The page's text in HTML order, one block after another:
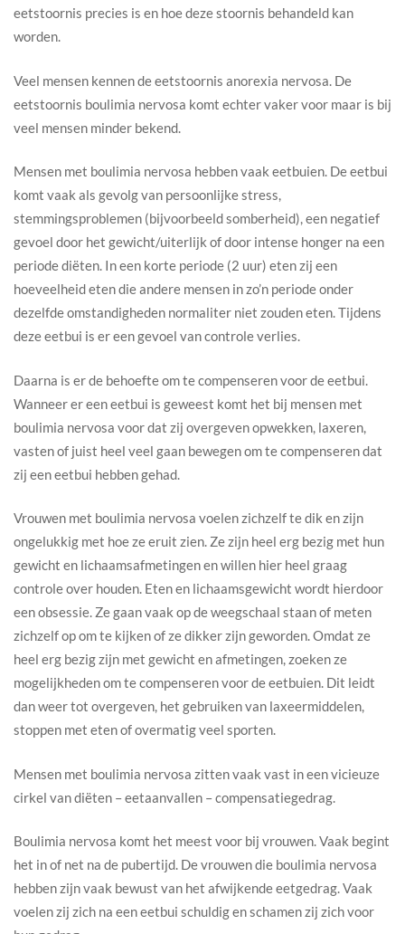
eetstoornis precies is en hoe deze stoornis behandeld kan
worden.
Veel mensen kennen de eetstoornis anorexia nervosa. De
eetstoornis boulimia nervosa komt echter vaker voor maar is bij
veel mensen minder bekend.
Mensen met boulimia nervosa hebben vaak eetbuien. De eetbui
komt vaak als gevolg van persoonlijke stress,
stemmingsproblemen (bijvoorbeeld somberheid), een negatief
gevoel door het gewicht/uiterlijk of door intense honger na een
periode diëten. In een korte periode (2 uur) eten zij een
hoeveelheid eten die andere mensen in zo’n periode onder
dezelfde omstandigheden normaliter niet zouden eten. Tijdens
deze eetbui is er een gevoel van controle verlies.
Daarna is er de behoefte om te compenseren voor de eetbui.
Wanneer er een eetbui is geweest komt het bij mensen met
boulimia nervosa voor dat zij overgeven opwekken, laxeren,
vasten of juist heel veel gaan bewegen om te compenseren dat
zij een eetbui hebben gehad.
Vrouwen met boulimia nervosa voelen zichzelf te dik en zijn
ongelukkig met hoe ze eruit zien. Ze zijn heel erg bezig met hun
gewicht en lichaamsafmetingen en willen hier heel graag
controle over houden. Eten en lichaamsgewicht wordt hierdoor
een obsessie. Ze gaan vaak op de weegschaal staan of meten
zichzelf op om te kijken of ze dikker zijn geworden. Omdat ze
heel erg bezig zijn met gewicht en afmetingen, zoeken ze
mogelijkheden om te compenseren voor de eetbuien. Dit leidt
dan weer tot overgeven, het gebruiken van laxeermiddelen,
stoppen met eten of overmatig veel sporten.
Mensen met boulimia nervosa zitten vaak vast in een vicieuze
cirkel van diëten – eetaanvallen – compensatiegedrag.
Boulimia nervosa komt het meest voor bij vrouwen. Vaak begint
het in of net na de pubertijd. De vrouwen die boulimia nervosa
hebben zijn vaak bewust van het afwijkende eetgedrag. Vaak
voelen zij zich na een eetbui schuldig en schamen zij zich voor